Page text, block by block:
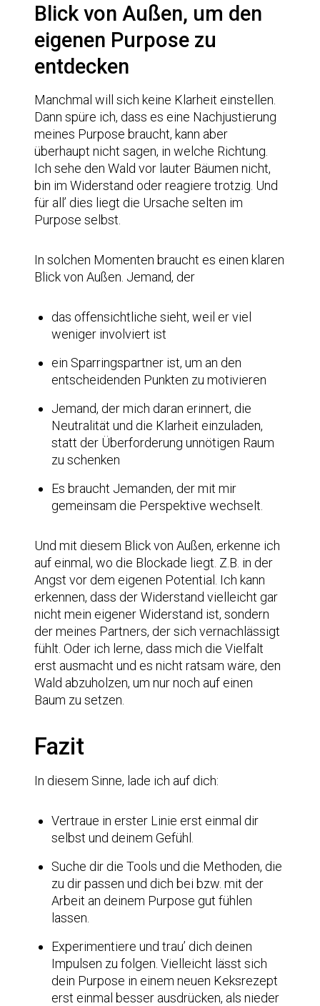
Blick von Außen, um den
eigenen Purpose zu
entdecken
Manchmal will sich keine Klarheit einstellen.
Dann spüre ich, dass es eine Nachjustierung
meines Purpose braucht, kann aber
überhaupt nicht sagen, in welche Richtung.
Ich sehe den Wald vor lauter Bäumen nicht,
bin im Widerstand oder reagiere trotzig. Und
für all’ dies liegt die Ursache selten im
Purpose selbst.
In solchen Momenten braucht es einen klaren
Blick von Außen. Jemand, der
das offensichtliche sieht, weil er viel
weniger involviert ist
ein Sparringspartner ist, um an den
entscheidenden Punkten zu motivieren
Jemand, der mich daran erinnert, die
Neutralität und die Klarheit einzuladen,
statt der Überforderung unnötigen Raum
zu schenken
Es braucht Jemanden, der mit mir
gemeinsam die Perspektive wechselt.
Und mit diesem Blick von Außen, erkenne ich
auf einmal, wo die Blockade liegt. Z.B. in der
Angst vor dem eigenen Potential. Ich kann
erkennen, dass der Widerstand vielleicht gar
nicht mein eigener Widerstand ist, sondern
der meines Partners, der sich vernachlässigt
fühlt. Oder ich lerne, dass mich die Vielfalt
erst ausmacht und es nicht ratsam wäre, den
Wald abzuholzen, um nur noch auf einen
Baum zu setzen.
Fazit
In diesem Sinne, lade ich auf dich:
Vertraue in erster Linie erst einmal dir
selbst und deinem Gefühl.
Suche dir die Tools und die Methoden, die
zu dir passen und dich bei bzw. mit der
Arbeit an deinem Purpose gut fühlen
lassen.
Experimentiere und trau’ dich deinen
Impulsen zu folgen. Vielleicht lässt sich
dein Purpose in einem neuen Keksrezept
erst einmal besser ausdrücken, als nieder